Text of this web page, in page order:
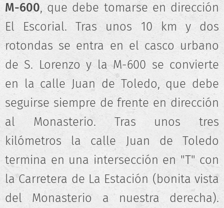
M-600, que debe tomarse en dirección
El Escorial. Tras unos 10 km y dos
rotondas se entra en el casco urbano
de S. Lorenzo y la M-600 se convierte
en la calle Juan de Toledo, que debe
seguirse siempre de frente en dirección
al Monasterio. Tras unos tres
kilómetros la calle Juan de Toledo
termina en una intersección en "T" con
la Carretera de La Estación (bonita vista
del Monasterio a nuestra derecha).